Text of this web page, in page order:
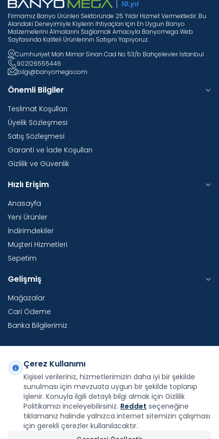
Firmamız Banyo Ürünleri Sektöründe 25 Yıldır Hizmet Vermektedir. Bu
Alandaki Deneyimiyle Kişilerin Ihtiyaçları Için En Uygun Banyo
Malzemelerini Almalarını Sağlamak Amacıyla Banyomega Web
Sayfasında Kaliteli Ürünlerinin Satışını Yapıyoruz.
Cumhuriyet Mah Mimar Sinan Cad No 53/b Bahçelievler İstanbul
902126555446
bilgi@banyomega.com
Önemli Bilgiler
Teslimat Koşulları
Üyelik Sözleşmesi
Satış Sözleşmesi
Garanti ve İade Koşulları
Gizlilik ve Güvenlik
Hızlı Erişim
Anasayfa
Yeni Ürünler
İndirimdekiler
Müşteri Hizmetleri
Sepetim
Gelişmiş
Mağazalar
Cari Ödeme
Banka Bilgilerimiz
Yurtdışı Kargo
Şirketimiz E-Fatura ve E-Arşiv Fatura uygulaması
kapsamındadır.
Çerez Kullanımı
Kişisel verileriniz, hizmetlerimizin daha iyi bir şekilde
sunulması için mevzuata uygun bir şekilde toplanıp
işlenir. Konuyla ilgili detaylı bilgi almak için Gizlilik
Politikamızı inceleyebilirsiniz. Reddet seçeneğine
tıklamanız halinde yalnızca internet sitemizin çalışması
için gerekli çerezler kullanılacaktır.